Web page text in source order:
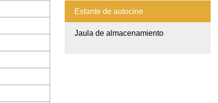
Estante de autocine
Jaula de almacenamiento